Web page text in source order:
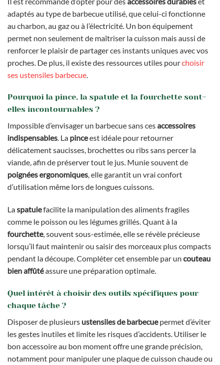
adaptés au type de barbecue utilisé, que celui-ci fonctionne
au charbon, au gaz ou à l’électricité. Un bon équipement
permet non seulement de maîtriser la cuisson mais aussi de
renforcer le plaisir de partager ces instants uniques avec vos
proches. De plus, il existe des ressources utiles pourchoisir
ses ustensiles barbecue
Pourquoi la pince, la spatule et la fourchette sont-
elles incontournables ?
Impossible d’envisager un barbecue sans cesaccessoires
indispensables. La pinceest idéale pour retourner
délicatement saucisses, brochettes ou ribs sans percer la
viande, afin de préserver tout le jus. Munie souvent de
poignées ergonomiques, elle garantit un vrai confort
d’utilisation même lors de longues cuissons.
Laspatulefacilite la manipulation des aliments fragiles
comme le poisson ou les légumes grillés. Quant à la
fourchette, souvent sous-estimée, elle se révèle précieuse
lorsqu’il faut maintenir ou saisir des morceaux plus compacts
pendant la découpe. Compléter cet ensemble par un couteau
bien affûtéassure une préparation optimale.
Quel intérêt à choisir des outils spécifiques pour
chaque tâche ?
Disposer de plusieurs ustensiles de barbecuepermet d’éviter
les gestes inutiles et limite les risques d’accidents. Utiliser le
bon accessoire au bon moment offre une grande précision,
notamment pour manipuler une plaque de cuisson chaude ou